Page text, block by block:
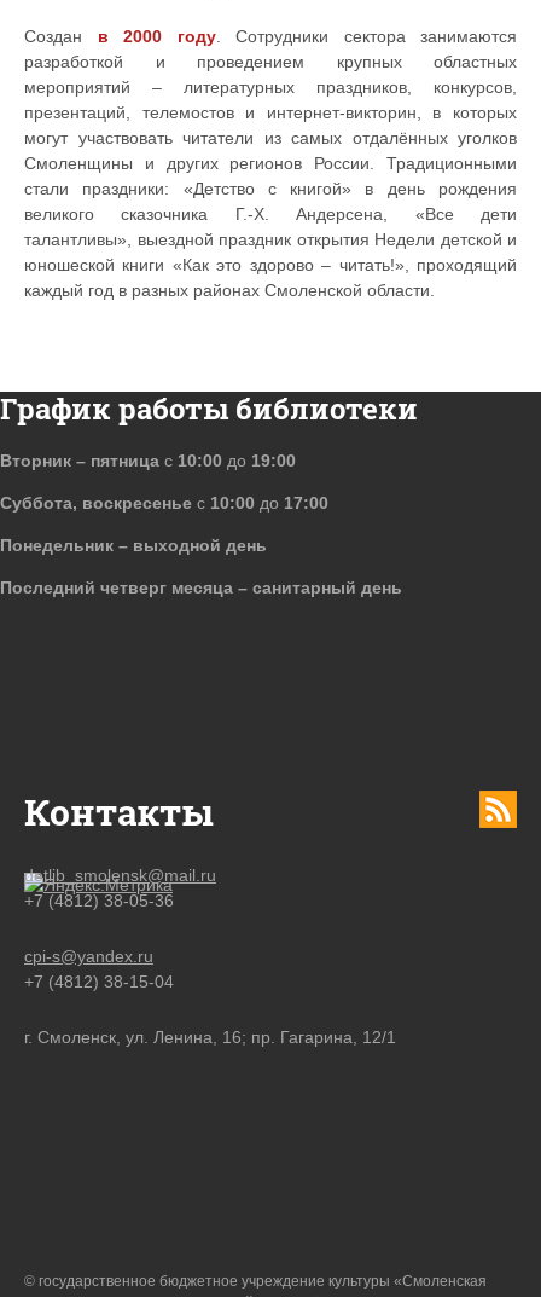
Создан в 2000 году. Сотрудники сектора занимаются
разработкой и проведением крупных областных
мероприятий – литературных праздников, конкурсов,
презентаций, телемостов и интернет-викторин, в которых
могут участвовать читатели из самых отдалённых уголков
Смоленщины и других регионов России. Традиционными
стали праздники: «Детство с книгой» в день рождения
великого сказочника Г.-Х. Андерсена, «Все дети
талантливы», выездной праздник открытия Недели детской и
юношеской книги «Как это здорово – читать!», проходящий
каждый год в разных районах Смоленской области.
Контакты
detlib_smolensk@mail.ru
+7 (4812) 38-05-36
cpi-s@yandex.ru
+7 (4812) 38-15-04
г. Смоленск, ул. Ленина, 16; пр. Гагарина, 12/1
График работы библиотеки
Вторник – пятница с 10:00 до 19:00
Суббота, воскресенье с 10:00 до 17:00
Понедельник – выходной день
Последний четверг месяца – санитарный день
© государственное бюджетное учреждение культуры «Смоленская